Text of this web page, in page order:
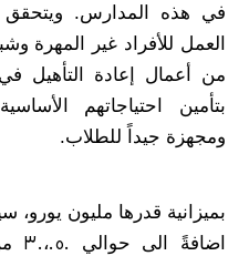
في هذه المدارس.
العمل للأفراد غير المهرة
بتأمين احتياجاتهم
ومجهزة جيداً للطلاب.